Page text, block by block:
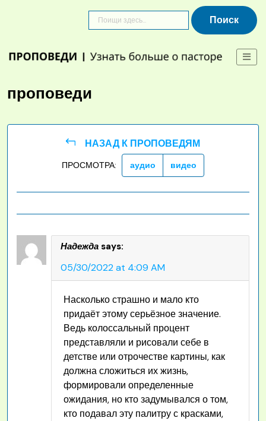
проповеди
НАЗАД К ПРОПОВЕДЯМ
ПРОСМОТРА: аудио видео
Надежда says:
05/30/2022 at 4:09 AM
Насколько страшно и мало кто
придаёт этому серьёзное значение.
Ведь колоссальный процент
представляли и рисовали себе в
детстве или отрочестве картины, как
должна сложиться их жизнь,
формировали определенные
ожидания, но кто задумывался о том,
кто подавал эту палитру с красками,